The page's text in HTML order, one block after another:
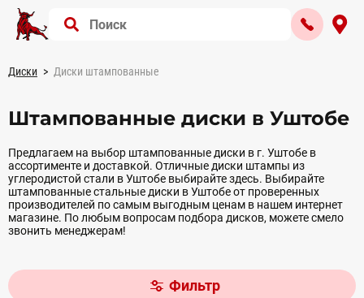
Диски Диски штампованные
Штампованные диски в Уштобе
Предлагаем на выбор штампованные диски в г. Уштобе в
ассортименте и доставкой. Отличные диски штампы из
углеродистой стали в Уштобе выбирайте здесь. Выбирайте
штампованные стальные диски в Уштобе от проверенных
производителей по самым выгодным ценам в нашем интернет
магазине. По любым вопросам подбора дисков, можете смело
звонить менеджерам!
Фильтр